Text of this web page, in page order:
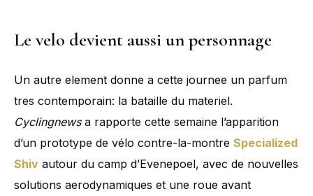
Le velo devient aussi un personnage
Un autre element donne a cette journee un parfum
tres contemporain: la bataille du materiel.
Cyclingnewsa rapporte cette semaine l’apparition
d’un prototype de vélo contre-la-montre Specialized
Shiv autour du camp d’Evenepoel, avec de nouvelles
solutions aerodynamiques et une roue avant